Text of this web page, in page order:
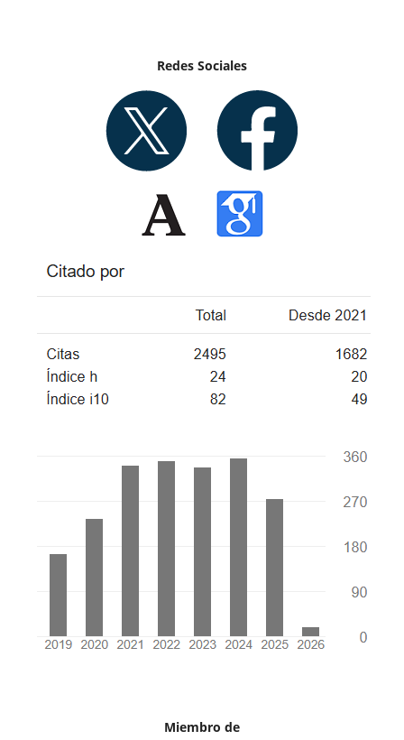
Redes Sociales
Miembro de